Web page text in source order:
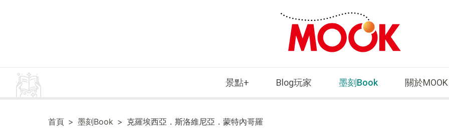
景點+ Blog玩家 墨刻Book 關於MOOK
首頁 墨刻Book 克羅埃西亞．斯洛維尼亞．蒙特內哥羅